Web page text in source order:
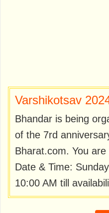
Varshikotsav
Bhandar is being
of the 7rd
Bharat.com. You are
Date & Time:
10:00 AM till